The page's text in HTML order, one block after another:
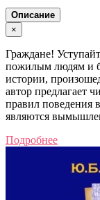
Описание
×
Граждане!
пожилым людям и
истории,
автор предлагает
правил поведения
являются
Подробнее